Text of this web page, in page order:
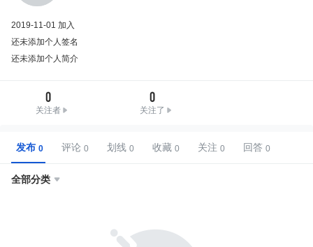
2019-11-01 加入
还未添加个人签名
还未添加个人简介
0
关注者
0
关注了
发布 评论 划线 收藏 关注 回答
全部分类 